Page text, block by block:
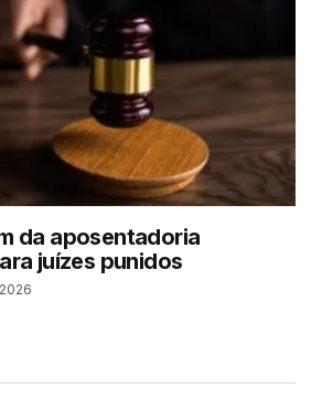
da aposentadoria
juízes punidos